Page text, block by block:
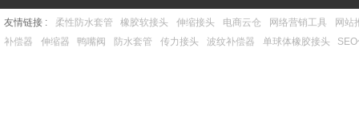
友情链接 : 柔性防水套管 橡胶软接头 伸缩接头 电商云仓 网络营销工具
网站
补偿器
伸缩器 鸭嘴阀 防水套管 传力接头 波纹补偿器 单球体橡胶接头